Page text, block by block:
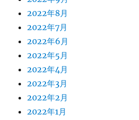
2022年8月
2022年7月
2022年6月
2022年5月
2022年4月
2022年3月
2022年2月
2022年1月